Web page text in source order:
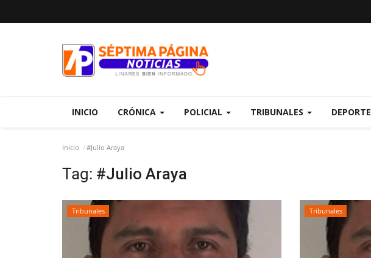
INICIO CRÓNICA POLICIAL TRIBUNALES DEPORTE
Inicio #Julio Araya
Tag: #Julio Araya
Tribunales Tribunales